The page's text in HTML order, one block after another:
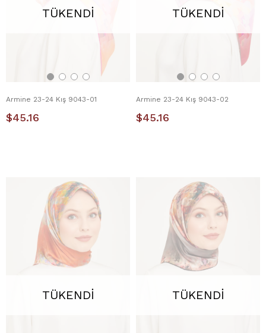
TÜKENDI
Armine 23-24 Kış 9043-01
$45.16
TÜKENDI
Armine 23-24 Kış 9043-02
$45.16
TÜKENDI TÜKENDI